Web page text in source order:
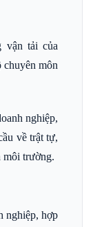
vận tải của
chuyên môn
nghiệp,
về trật tự,
môi trường.
nghiệp, hợp